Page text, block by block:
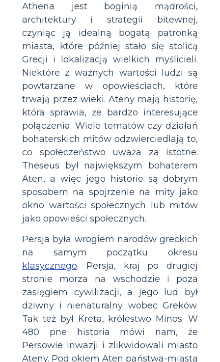
Athena jest boginią mądrości,
architektury i strategii bitewnej,
czyniąc ją idealną bogatą patronką
miasta, które później stało się stolicą
Grecji i lokalizacją wielkich myślicieli.
Niektóre z ważnych wartości ludzi są
powtarzane w opowieściach, które
trwają przez wieki. Ateny mają historię,
która sprawia, że ​​bardzo interesujące
połączenia. Wiele tematów czy działań
bohaterskich mitów odzwierciedlają to,
co społeczeństwo uważa za istotne.
Theseus był największym bohaterem
Aten, a więc jego historie są dobrym
sposobem na spojrzenie na mity jako
okno wartości społecznych lub mitów
jako opowieści społecznych.
Persja była wrogiem narodów greckich
na samym początku okresu
klasycznego. Persja, kraj po drugiej
stronie morza na wschodzie i poza
zasięgiem cywilizacji, a jego lud był
dziwny i nienaturalny wobec Greków.
Tak też był Kreta, królestwo Minos. W
480 pne historia mówi nam, że
Persowie inwazji i zlikwidowali miasto
Ateny. Pod okiem Aten państwa-miasta